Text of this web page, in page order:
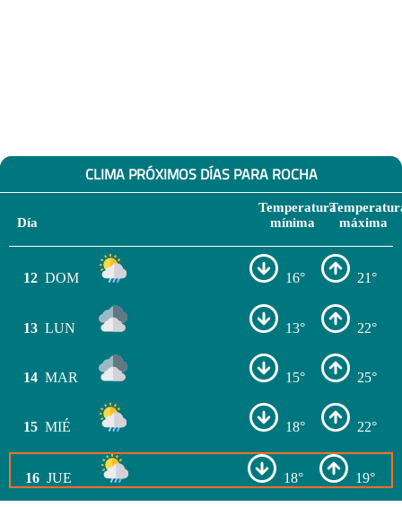
CLIMA PRÓXIMOS DÍAS PARA ROCHA
Día
Temperatura
mínima
máxima
12 DOM 16° 21°
13 LUN 13° 22°
14 MAR 15° 25°
15 MIÉ 18° 22°
16 JUE 18° 19°